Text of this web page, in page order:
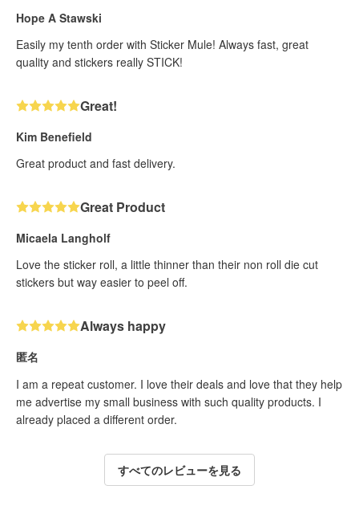
Hope A Stawski
Easily my tenth order with Sticker Mule! Always fast, great
quality and stickers really STICK!
Great!
Kim Benefield
Great product and fast delivery.
Great Product
Micaela Langholf
Love the sticker roll, a little thinner than their non roll die cut
stickers but way easier to peel off.
Always happy
匿名
I am a repeat customer. I love their deals and love that they help
me advertise my small business with such quality products. I
already placed a different order.
すべてのレビューを見る